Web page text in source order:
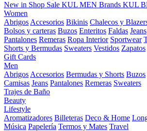
New in Shop Sale KUL MEN Brands KUL
Women
Abrigos Accesorios Bikinis Chalecos y
Bolsos y carteras Buzos Enteritos Faldas Jeans
Pantalones Remeras Ropa Interior Sportwear
Shorts y Bermudas Sweaters Vestidos Zapatos
Gift Cards
Men
Abrigos Accesorios Bermudas y Shorts Buzos
Camisas Jeans Pantalones Remeras Sweaters
Trajes de Baño
Beauty
Lifestyle
Aromatizadores Billeteras Deco & Home
Música Papelería Termos y Mates Travel